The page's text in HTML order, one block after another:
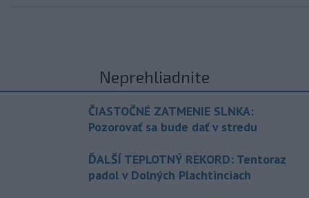
Neprehliadnite
ČIASTOČNÉ ZATMENIE SLNKA:
Pozorovať sa bude dať v stredu
ĎALŠÍ TEPLOTNÝ REKORD: Tentoraz
padol v Dolných Plachtinciach